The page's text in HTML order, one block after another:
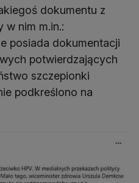
dokumentu z
w nim m.in.:
posiada dokumentacji
potwierdzających
szczepionki
podkreślono na